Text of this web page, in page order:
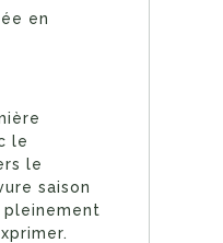
en
le
le
saison